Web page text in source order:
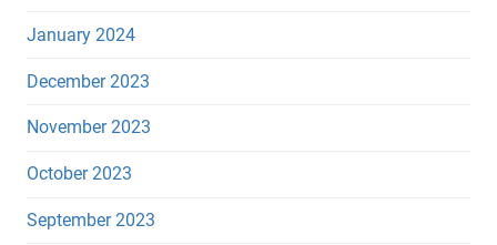
January 2024
December 2023
November 2023
October 2023
September 2023